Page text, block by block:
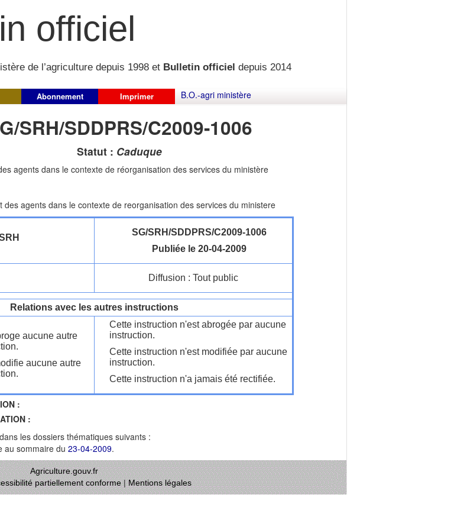
officiel
de l’agriculture depuis 1998 et Bulletin officiel depuis 2014
Abonnement Imprimer B.O.-agri ministère
SRH/SDDPRS/C2009-1006
Statut : Caduque
agents dans le contexte de réorganisation des services du ministère
des agents dans le contexte de reorganisation des services du ministere
SG/SRH/SDDPRS/C2009-1006
Publiée le 20-04-2009
Diffusion : Tout public
Relations avec les autres instructions
aucune autre
aucune autre
Cette instruction n'est abrogée par aucune
instruction.
Cette instruction n'est modifiée par aucune
instruction.
Cette instruction n'a jamais été rectifiée.
:
:
les dossiers thématiques suivants :
au sommaire du 23-04-2009.
Agriculture.gouv.fr
partiellement conforme|Mentions légales